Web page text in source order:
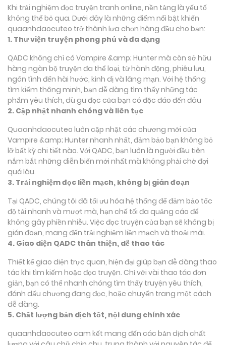
Khi trải nghiệm đọc truyện tranh online, nền tảng là yếu tố
không thể bỏ qua. Dưới đây là những điểm nổi bật khiến
quaanhdaocuteo trở thành lựa chọn hàng đầu cho bạn:
1. Thư viện truyện phong phú và đa dạng
QADC không chỉ có Vampire &amp; Hunter mà còn sở hữu
hàng ngàn bộ truyện đa thể loại, từ hành động, phiêu lưu,
ngôn tình đến hài hước, kinh dị và lãng mạn. Với hệ thống
tìm kiếm thông minh, bạn dễ dàng tìm thấy những tác
phẩm yêu thích, dù gu đọc của bạn có độc đáo đến đâu
2. Cập nhật nhanh chóng và liên tục
Quaanhdaocuteo luôn cập nhật các chương mới của
Vampire &amp; Hunter nhanh nhất, đảm bảo bạn không bỏ
lỡ bất kỳ chi tiết nào. Với QADC, bạn luôn là người đầu tiên
nắm bắt những diễn biến mới nhất mà không phải chờ đợi
quá lâu.
3. Trải nghiệm đọc liền mạch, không bị gián đoạn
Tại QADC, chúng tôi đã tối ưu hóa hệ thống để đảm bảo tốc
độ tải nhanh và mượt mà, hạn chế tối đa quảng cáo để
không gây phiền nhiễu. Việc đọc truyện của bạn sẽ không bị
gián đoạn, mang đến trải nghiệm liền mạch và thoải mái.
4. Giao diện QADC thân thiện, dễ thao tác
Thiết kế giao diện trực quan, hiện đại giúp bạn dễ dàng thao
tác khi tìm kiếm hoặc đọc truyện. Chỉ với vài thao tác đơn
giản, bạn có thể nhanh chóng tìm thấy truyện yêu thích,
đánh dấu chương đang đọc, hoặc chuyển trang một cách
dễ dàng.
5. Chất lượng bản dịch tốt, nội dung chính xác
quaanhdaocuteo cam kết mang đến các bản dịch chất